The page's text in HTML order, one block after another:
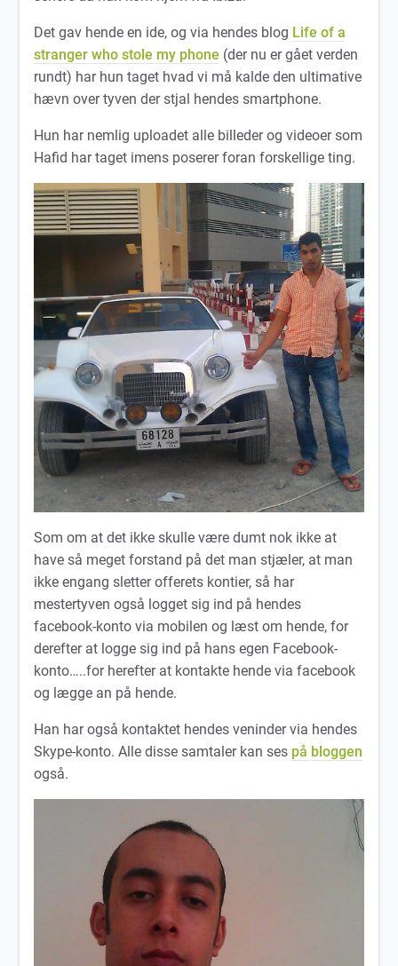
Det gav hende en ide, og via hendes blog Life of a
stranger who stole my phone (der nu er gået verden
rundt) har hun taget hvad vi må kalde den ultimative
hævn over tyven der stjal hendes smartphone.
Hun har nemlig uploadet alle billeder og videoer som
Hafid har taget imens poserer foran forskellige ting.
Som om at det ikke skulle være dumt nok ikke at
have så meget forstand på det man stjæler, at man
ikke engang sletter offerets kontier, så har
mestertyven også logget sig ind på hendes
facebook-konto via mobilen og læst om hende, for
derefter at logge sig ind på hans egen Facebook-
konto…..for herefter at kontakte hende via facebook
og lægge an på hende.
Han har også kontaktet hendes veninder via hendes
Skype-konto. Alle disse samtaler kan ses på bloggen
også.